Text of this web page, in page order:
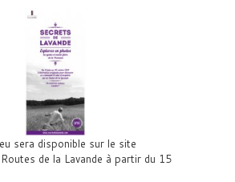
sera disponible sur le site
de la Lavande à partir du 15